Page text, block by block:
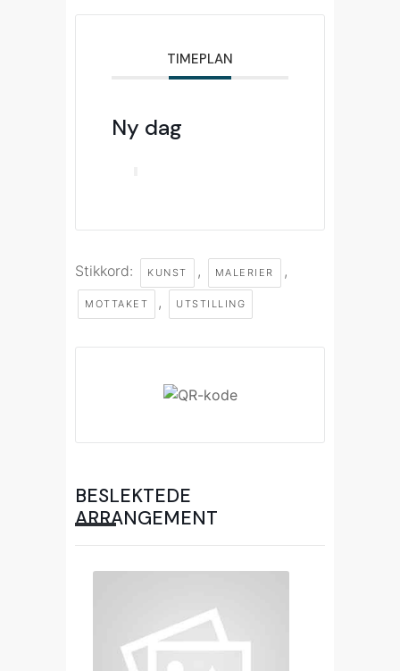
TIMEPLAN
Ny dag
Stikkord: KUNST , MALERIER ,
MOTTAKET , UTSTILLING
BESLEKTEDE
ARRANGEMENT